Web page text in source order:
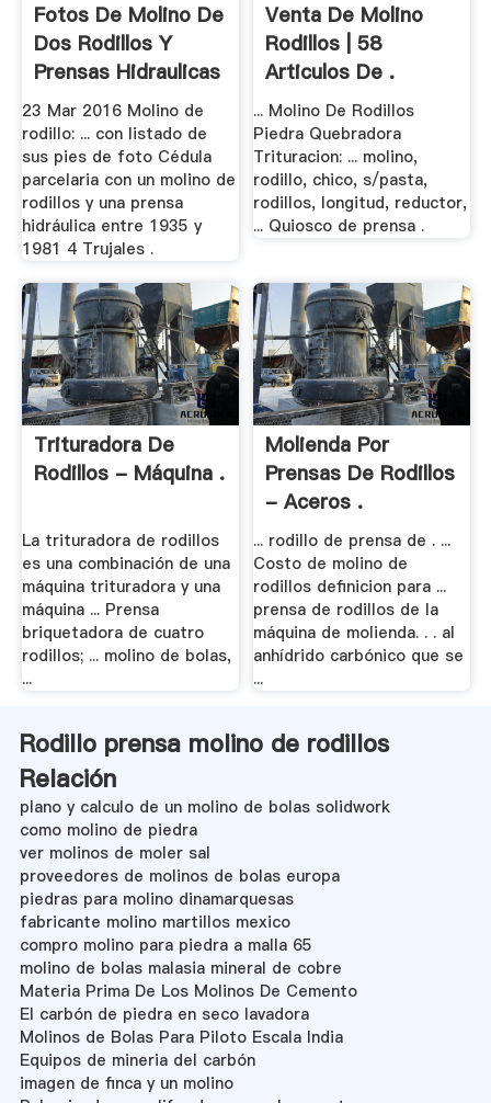
Fotos De Molino De
Dos Rodillos Y
Prensas Hidraulicas
23 Mar 2016 Molino de
rodillo: ... con listado de
sus pies de foto Cédula
parcelaria con un molino de
rodillos y una prensa
hidráulica entre 1935 y
1981 4 Trujales .
Venta De Molino
Rodillos | 58
Articulos De .
... Molino De Rodillos
Piedra Quebradora
Trituracion: ... molino,
rodillo, chico, s/pasta,
rodillos, longitud, reductor,
... Quiosco de prensa .
Trituradora De
Rodillos - Máquina .
La trituradora de rodillos
es una combinación de una
máquina trituradora y una
máquina ... Prensa
briquetadora de cuatro
rodillos; ... molino de bolas,
...
Molienda Por
Prensas De Rodillos
- Aceros .
... rodillo de prensa de . ...
Costo de molino de
rodillos definicion para ...
prensa de rodillos de la
máquina de molienda. . . al
anhídrido carbónico que se
...
Rodillo prensa molino de rodillos
Relación
plano y calculo de un molino de bolas solidwork
como molino de piedra
ver molinos de moler sal
proveedores de molinos de bolas europa
piedras para molino dinamarquesas
fabricante molino martillos mexico
compro molino para piedra a malla 65
molino de bolas malasia mineral de cobre
Materia Prima De Los Molinos De Cemento
El carbón de piedra en seco lavadora
Molinos de Bolas Para Piloto Escala India
Equipos de mineria del carbón
imagen de finca y un molino